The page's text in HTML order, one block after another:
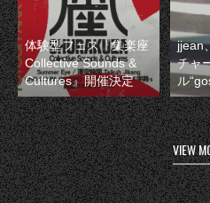
体験型フェス『集楽座
Collective Sounds &
Cultures』開催決定
jjean
チャ
ル
VIEW